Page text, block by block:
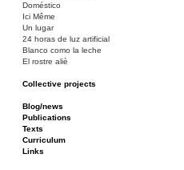
Doméstico
Ici Même
Un lugar
24 horas de luz artificial
Blanco como la leche
El rostre aliè
Collective projects
Ciza Muzej
Roulotte
Canòdrom/Canòdrom
ON Prat
Rieres/Rambles
Blog/news
Publications
Texts
Curriculum
Links